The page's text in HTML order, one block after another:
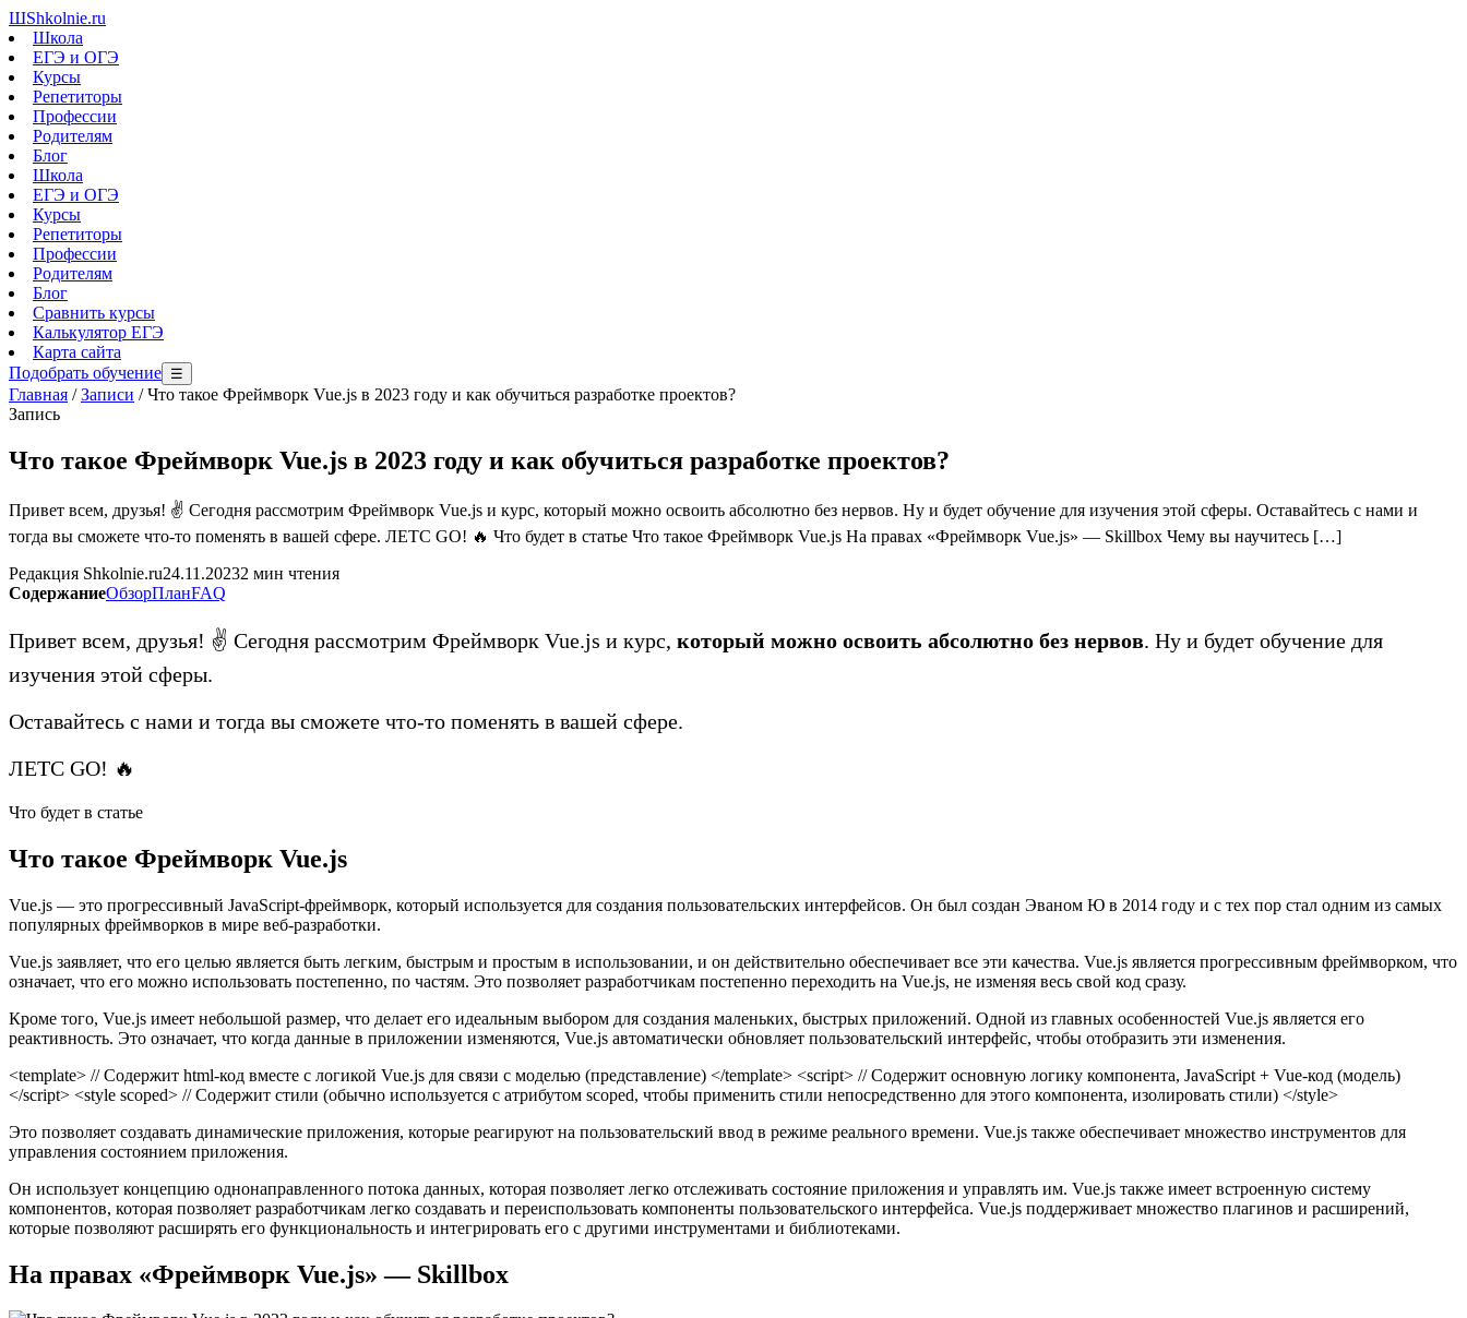
ШShkolnie.ru
Школа
ЕГЭ и ОГЭ
Курсы
Репетиторы
Профессии
Родителям
Блог
Школа
ЕГЭ и ОГЭ
Курсы
Репетиторы
Профессии
Родителям
Блог
Сравнить курсы
Калькулятор ЕГЭ
Карта сайта
Подобрать обучение ☰
Главная /Записи /Что такое Фреймворк Vue.js в 2023 году и как обучиться разработке проектов?
Запись
Что такое Фреймворк Vue.js в 2023 году и как обучиться разработке проектов?
Привет всем, друзья! ✌ Сегодня рассмотрим Фреймворк Vue.js и курс, который можно освоить абсолютно без нервов. Ну и будет обучение для изучения этой сферы. Оставайтесь с нами и
тогда вы сможете что-то поменять в вашей сфере. ЛЕТС GO! 🔥 Что будет в статье Что такое Фреймворк Vue.js На правах «Фреймворк Vue.js» — Skillbox Чему вы научитесь […]
Редакция Shkolnie.ru24.11.20232 мин чтения
СодержаниеОбзорПланFAQ
Привет всем, друзья! ✌ Сегодня рассмотрим Фреймворк Vue.js и курс, который можно освоить абсолютно без нервов. Ну и будет обучение для
изучения этой сферы.
Оставайтесь с нами и тогда вы сможете что-то поменять в вашей сфере.
ЛЕТС GO! 🔥
Что будет в статье
Что такое Фреймворк Vue.js
Vue.js — это прогрессивный JavaScript-фреймворк, который используется для создания пользовательских интерфейсов. Он был создан Эваном Ю в 2014 году и с тех пор стал одним из самых
популярных фреймворков в мире веб-разработки.
Vue.js заявляет, что его целью является быть легким, быстрым и простым в использовании, и он действительно обеспечивает все эти качества. Vue.js является прогрессивным фреймворком, что
означает, что его можно использовать постепенно, по частям. Это позволяет разработчикам постепенно переходить на Vue.js, не изменяя весь свой код сразу.
Кроме того, Vue.js имеет небольшой размер, что делает его идеальным выбором для создания маленьких, быстрых приложений. Одной из главных особенностей Vue.js является его
реактивность. Это означает, что когда данные в приложении изменяются, Vue.js автоматически обновляет пользовательский интерфейс, чтобы отобразить эти изменения.
<template> // Содержит html-код вместе с логикой Vue.js для связи с моделью (представление) </template> <script> // Содержит основную логику компонента, JavaScript + Vue-код (модель)
</script> <style scoped> // Содержит стили (обычно используется с атрибутом scoped, чтобы применить стили непосредственно для этого компонента, изолировать стили) </style>
Это позволяет создавать динамические приложения, которые реагируют на пользовательский ввод в режиме реального времени. Vue.js также обеспечивает множество инструментов для
управления состоянием приложения.
Он использует концепцию однонаправленного потока данных, которая позволяет легко отслеживать состояние приложения и управлять им. Vue.js также имеет встроенную систему
компонентов, которая позволяет разработчикам легко создавать и переиспользовать компоненты пользовательского интерфейса. Vue.js поддерживает множество плагинов и расширений,
которые позволяют расширять его функциональность и интегрировать его с другими инструментами и библиотеками.
На правах «Фреймворк Vue.js» — Skillbox